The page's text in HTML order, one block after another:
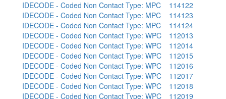
IDECODE - Coded Non Contact Type: MPC
114122
IDECODE - Coded Non Contact Type: MPC
114123
IDECODE - Coded Non Contact Type: MPC
114124
IDECODE - Coded Non Contact Type: WPC
112013
IDECODE - Coded Non Contact Type: WPC
112014
IDECODE - Coded Non Contact Type: WPC
112015
IDECODE - Coded Non Contact Type: WPC
112016
IDECODE - Coded Non Contact Type: WPC
112017
IDECODE - Coded Non Contact Type: WPC
112018
IDECODE - Coded Non Contact Type: WPC
112019